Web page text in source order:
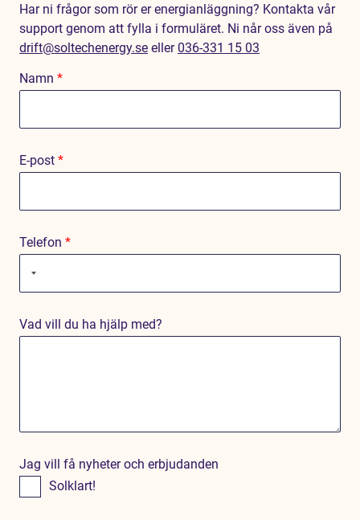
Har ni frågor som rör er energianläggning? Kontakta vår
support genom att fylla i formuläret. Ni når oss även på
drift@soltechenergy.se eller 036-331 15 03
Namn *
E-post *
Telefon *
Vad vill du ha hjälp med?
Jag vill få nyheter och erbjudanden
Solklart!